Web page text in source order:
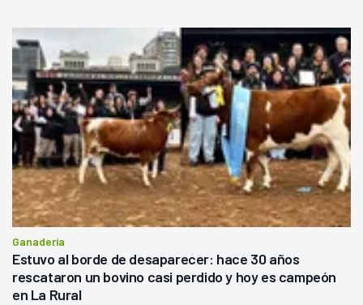
Ganadería
Estuvo al borde de desaparecer: hace 30 años
rescataron un bovino casi perdido y hoy es campeón
en La Rural